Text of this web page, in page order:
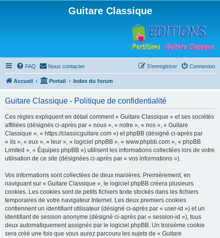
Guitare Classique
FAQ Nous contacter Connexion
S’enregistrer
Accueil Portail Index du forum
Guitare Classique - Politique de confidentialité
Ces règles expliquent en détail comment « Guitare Classique » et ses sociétés
affiliées (désignés ci-après par « nous », « notre », « nos », « Guitare
Classique », « https://classicguitare.com ») et phpBB (désigné ci-après par
« ils », « eux », « leur », « logiciel phpBB », « www.phpbb.com », « phpBB
Limited », « Équipes phpBB ») utilisent les informations collectées lors de votre
utilisation de ce site (désignées ci-après par « vos informations »).
Vos informations sont collectées de deux manières. Premièrement, en
naviguant sur « Guitare Classique », le logiciel phpBB créera plusieurs
cookies. Les cookies sont de petits fichiers texte stockés dans les fichiers
temporaires de votre navigateur Internet. Les deux premiers cookies
contiennent un identifiant utilisateur (désigné ci-après par « user-id ») et un
identifiant de session anonyme (désigné ci-après par « session-id »), tous
deux automatiquement assignés par le logiciel phpBB. Un troisième cookie
sera créé une fois que vous aurez parcouru les sujets de « Guitare